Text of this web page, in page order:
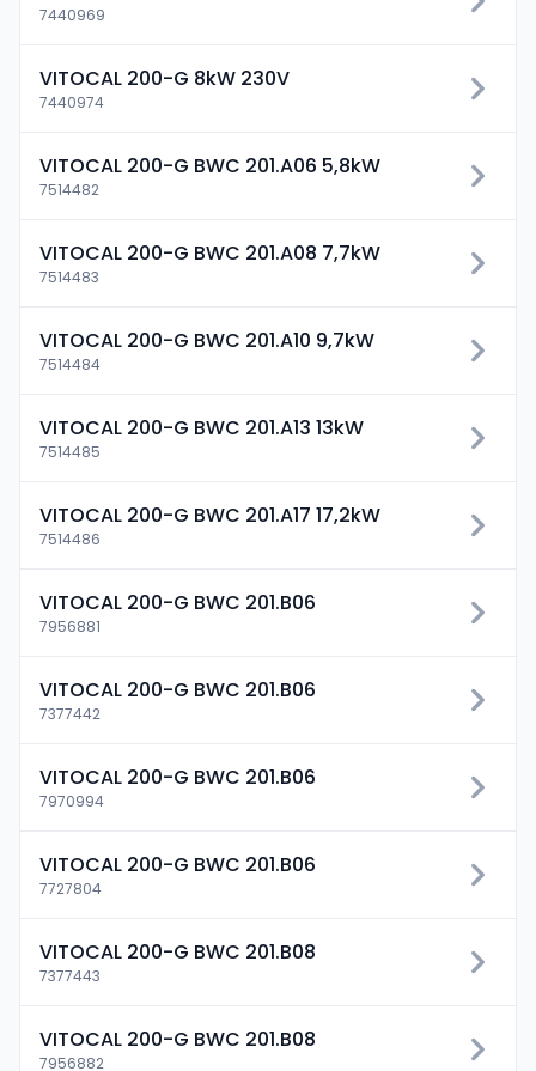
7440969
VITOCAL 200-G 8kW 230V
7440974
VITOCAL 200-G BWC 201.A06 5,8kW
7514482
VITOCAL 200-G BWC 201.A08 7,7kW
7514483
VITOCAL 200-G BWC 201.A10 9,7kW
7514484
VITOCAL 200-G BWC 201.A13 13kW
7514485
VITOCAL 200-G BWC 201.A17 17,2kW
7514486
VITOCAL 200-G BWC 201.B06
7956881
VITOCAL 200-G BWC 201.B06
7377442
VITOCAL 200-G BWC 201.B06
7970994
VITOCAL 200-G BWC 201.B06
7727804
VITOCAL 200-G BWC 201.B08
7377443
VITOCAL 200-G BWC 201.B08
7956882